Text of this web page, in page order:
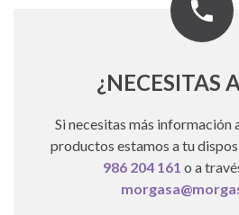
¿NECESITAS
Si necesitas más información
productos estamos a tu
986 204 161 o a